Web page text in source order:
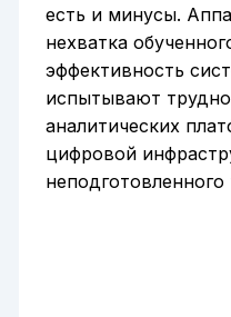
есть и минусы.
нехватка
эффективность
испытывают
аналитических
цифровой